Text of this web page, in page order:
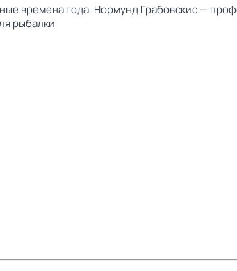
времена года. Нормунд Грабовскис —
рыбалки